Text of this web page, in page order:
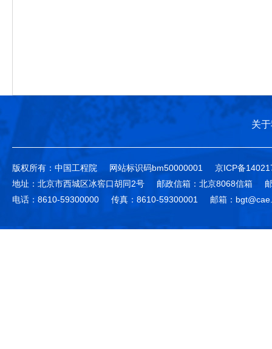
关
版权所有：中国工程院 网站标识码bm50000001
京ICP备
地址：北京市西城区冰窖口胡同2号
邮政信箱：北京8068信箱
电话：8610-59300000
传真：8610-59300001 邮箱：